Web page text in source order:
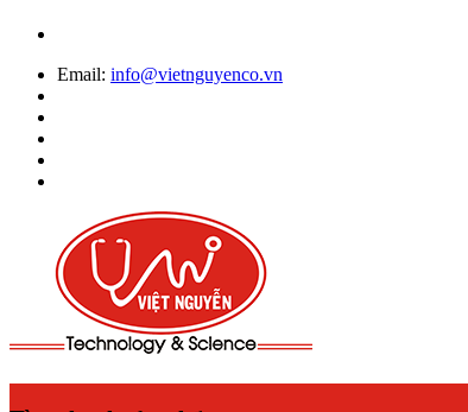
Email: info@vietnguyenco.vn